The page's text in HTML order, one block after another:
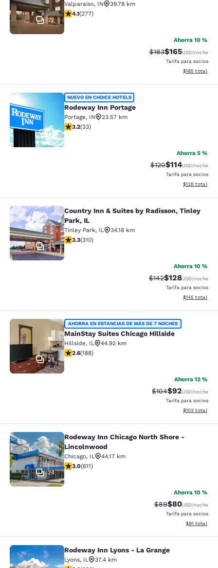
22
Valparaiso, IN
39.78 km
calificación de 4.14 estrellas. Muy bueno. 277 reseñas
4.1(277)
Ahorra 10 %
Precio tachado:
$183Precio con
$165USD/noche
Tarifa para socios
Ver detalles
$185 total
Rodeway Inn Portage
2
NUEVO EN CHOICE HOTELS
Rodeway Inn Portage
Portage, IN
23.57 km
calificación de 3.18 estrellas. Bueno. 33 reseñas
3.2(33)
Ahorra 5 %
Precio tachado:
$120Precio con
$114USD/noche
Tarifa para socios
Ver detalles
$128 total
Country Inn & Suites by Radisson,
34
Country Inn & Suites by Radisson, Tinley
Park, IL
Tinley Park, IL
34.18 km
calificación de 3.32 estrellas. Bueno. 310 reseñas
3.3(310)
Ahorra 10 %
Precio tachado:
$142Precio con
$128USD/noche
Tarifa para socios
Ver detalles
$145 total
MainStay Suites Chicago Hillside
28
AHORRA EN ESTANCIAS DE MÁS DE 7 NOCHES
MainStay Suites Chicago Hillside
Hillside, IL
44.92 km
calificación de 2.63 estrellas. Feria. 188 reseñas
2.6(188)
Ahorra 12 %
Precio tachado:
$104Precio con
$92USD/noche
Tarifa para socios
Ver detalles
$103 total
Rodeway Inn Chicago North Shore
24
Rodeway Inn Chicago North Shore -
Lincolnwood
Chicago, IL
44.17 km
calificación de 2.98 estrellas. Feria. 611 reseñas
3.0(611)
Ahorra 10 %
Precio tachado:
$89Precio con
$80USD/noche
Tarifa para socios
Ver detalles
$91 total
Rodeway Inn Lyons - La Grange
Rodeway Inn Lyons - La Grange
Lyons, IL
37.4 km